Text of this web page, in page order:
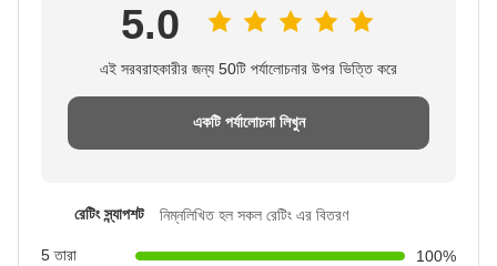
5.0
এই সরবরাহকারীর জন্য 50টি পর্যালোচনার উপর ভিত্তি করে
একটি পর্যালোচনা লিখুন
রেটিং স্ন্যাপশট নিম্নলিখিত হল সকল রেটিং এর বিতরণ
5 তারা
100%